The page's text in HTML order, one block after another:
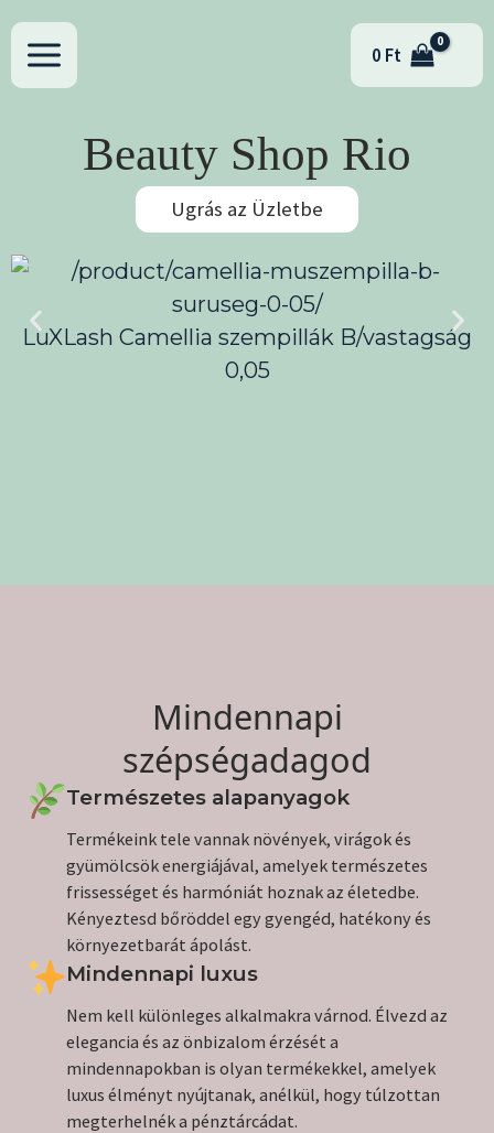
content
0 Ft
LuXLash Camellia szempillák B/vastagság
0,05
Beauty Shop Rio
Ugrás az Üzletbe
Mindennapi
szépségadagod
Természetes alapanyagok
Termékeink tele vannak növények, virágok és
gyümölcsök energiájával, amelyek természetes
frissességet és harmóniát hoznak az életedbe.
Kényeztesd bőröddel egy gyengéd, hatékony és
környezetbarát ápolást.
Mindennapi luxus
Nem kell különleges alkalmakra várnod. Élvezd az
elegancia és az önbizalom érzését a
mindennapokban is olyan termékekkel, amelyek
luxus élményt nyújtanak, anélkül, hogy túlzottan
megterhelnék a pénztárcádat.